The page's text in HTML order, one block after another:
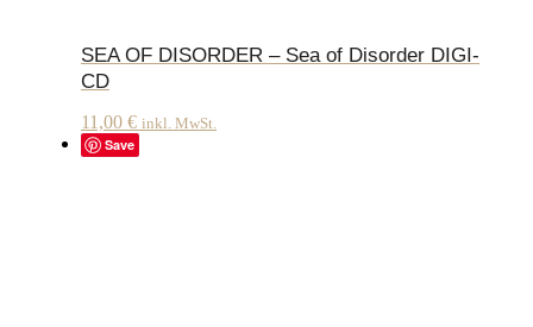
SEA OF DISORDER – Sea of Disorder DIGI-
CD
11,00 € inkl. MwSt.
Save